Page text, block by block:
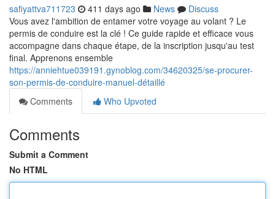
safiyattva711723 411 days ago News
Discuss
Vous avez l'ambition de entamer votre voyage au volant ? Le
permis de conduire est la clé ! Ce guide rapide et efficace vous
accompagne dans chaque étape, de la inscription jusqu'au test
final. Apprenons ensemble
https://anniehtue039191.gynoblog.com/34620325/se-procurer-
son-permis-de-conduire-manuel-détaillé
Comments
Who Upvoted
Comments
Submit a Comment
No HTML